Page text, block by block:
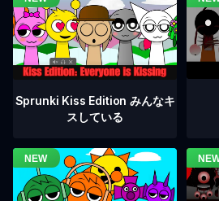
Sprunki Kiss Edition みんなキ
スしている